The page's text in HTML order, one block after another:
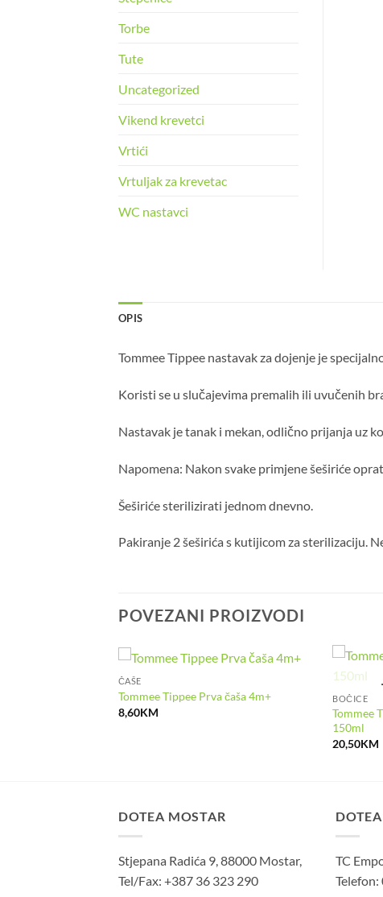
Torbe
Tute
Uncategorized
Vikend krevetci
Vrtići
Vrtuljak za krevetac
WC nastavci
OPIS
Tommee Tippee nastavak za dojenje je
Koristi se u slučajevima premalih ili uvučenih
Nastavak je tanak i mekan, odlično prijanja uz
Napomena: Nakon svake primjene šeširiće
Šeširiće sterilizirati jednom dnevno.
Pakiranje 2 šeširića s kutijicom za sterilizaciju.
POVEZANI PROIZVODI
ČAŠE
Tommee Tippee Prva čaša 4m+
8,60KM
BOČICE
Tommee
150ml
20,50KM
DOTEA MOSTAR
Stjepana Radića 9, 88000 Mostar,
Tel/Fax: +387 36 323 290
TC